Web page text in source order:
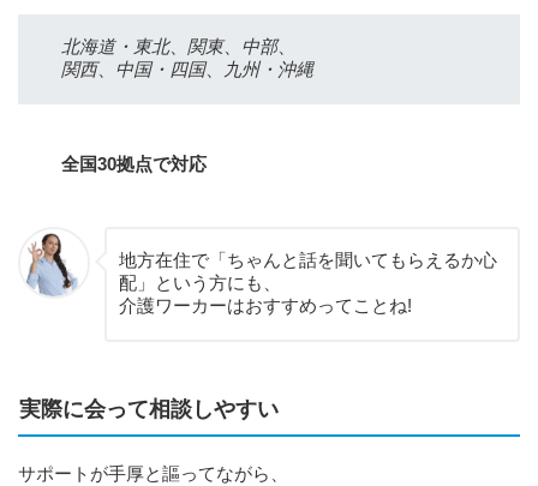
北海道・東北、 関東、 中部、
関西、 中国・四国、 九州・沖縄
全国30拠点で対応
地方在住で「ちゃんと話を聞いてもらえるか心
配」という方にも、
介護ワーカーはおすすめってことね!
実際に会って相談しやすい
サポートが手厚と謳ってながら、